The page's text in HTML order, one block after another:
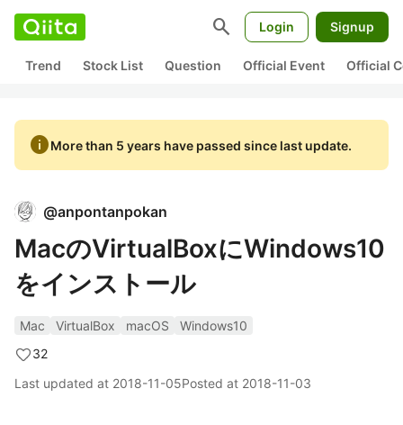
search Login Signup
Trend Stock List Question Official Event Official
infoMore than 5 years have passed since last update.
@anpontanpokan
MacのVirtualBoxにWindows10
をインストール
Mac VirtualBox macOS
Windows10
32
Last updated at 2018-11-05Posted at 2018-11-03